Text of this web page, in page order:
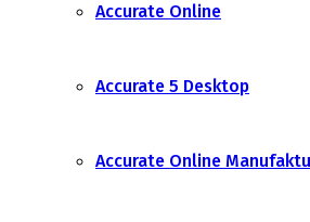
Accurate Online
Accurate 5 Desktop
Accurate Online